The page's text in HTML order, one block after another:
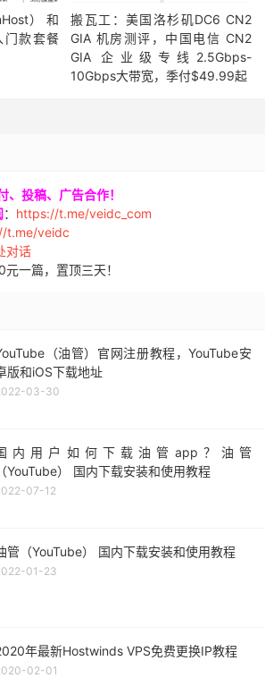
） 和
门款套餐
搬瓦工：美国洛杉矶DC6 CN2
GIA 机房测评，中国电信 CN2
GIA 企业级专线2.5Gbps-
10Gbps大带宽，季付$49.99起
、投稿、广告合作！
： https://t.me/veidc_com
t.me/veidc
对话
元一篇，置顶三天！
（油管）官网注册教程，YouTube安
版和iOS下载地址
03-30
内用户如何下载油管app？油管
（YouTube） 国内下载安装和使用教程
07-12
管（YouTube） 国内下载安装和使用教程
01-23
年最新Hostwinds VPS免费更换IP教程
02-01